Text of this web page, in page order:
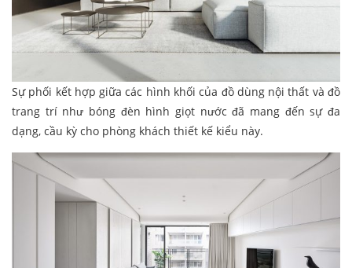
Sự phối kết hợp giữa các hình khối của đồ dùng nội thất và đồ
trang trí như bóng đèn hình giọt nước đã mang đến sự đa
dạng, cầu kỳ cho phòng khách thiết kế kiểu này.